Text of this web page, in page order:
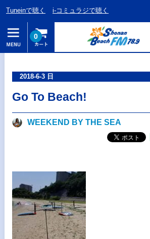
Tuneinで聴く i-コミュラジで聴く
0
2018-6-3 日
Go To Beach!
WEEKEND BY THE SEA